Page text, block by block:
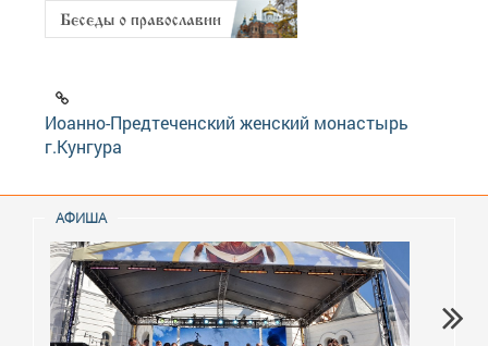
Иоанно-Предтеченский женский монастырь
г.Кунгура
АФИША